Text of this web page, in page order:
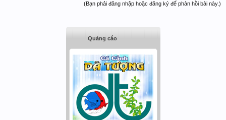
(Bạn phải đăng nhập hoặc đăng ký để phản hồi bài này.)
Quảng cáo